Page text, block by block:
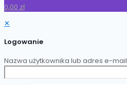
0,00 zł
✕
Logowanie
Nazwa użytkownika lub adres e-mail